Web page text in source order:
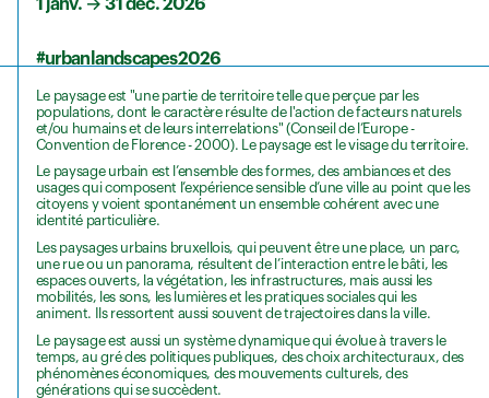
1 janv.→31 déc. 2026
#urbanlandscapes2026
Le paysage est "une partie de territoire telle que perçue par les
populations, dont le caractère résulte de l'action de facteurs naturels
et/ou humains et de leurs interrelations" (Conseil de l’Europe -
Convention de Florence - 2000). Le paysage est le visage du territoire.
Le paysage urbain est l’ensemble des formes, des ambiances et des
usages qui composent l’expérience sensible d’une ville au point que les
citoyens y voient spontanément un ensemble cohérent avec une
identité particulière.
Les paysages urbains bruxellois, qui peuvent être une place, un parc,
une rue ou un panorama, résultent de l’interaction entre le bâti, les
espaces ouverts, la végétation, les infrastructures, mais aussi les
mobilités, les sons, les lumières et les pratiques sociales qui les
animent. Ils ressortent aussi souvent de trajectoires dans la ville.
Le paysage est aussi un système dynamique qui évolue à travers le
temps, au gré des politiques publiques, des choix architecturaux, des
phénomènes économiques, des mouvements culturels, des
générations qui se succèdent.